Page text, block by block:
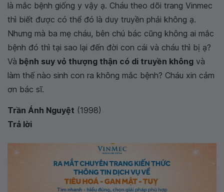
là mắc bệnh giống y vậy ạ. Cháu theo dõi trang Vinmec
thì biết được có thể đó là duy truyền phải không ạ.
Nhưng mà ba mẹ cháu, bên chú bác cũng không ai mắc
bệnh đó thì tại sao lại đến đời con cái và cháu thì bị ạ?
Và bệnh suy vỏ thượng thận có di truyền không và
làm thế nào sinh con ra không mắc bệnh? Cháu xin cảm
ơn bác sĩ.
Trần Ánh Nguyệt (1998)
Trả lời